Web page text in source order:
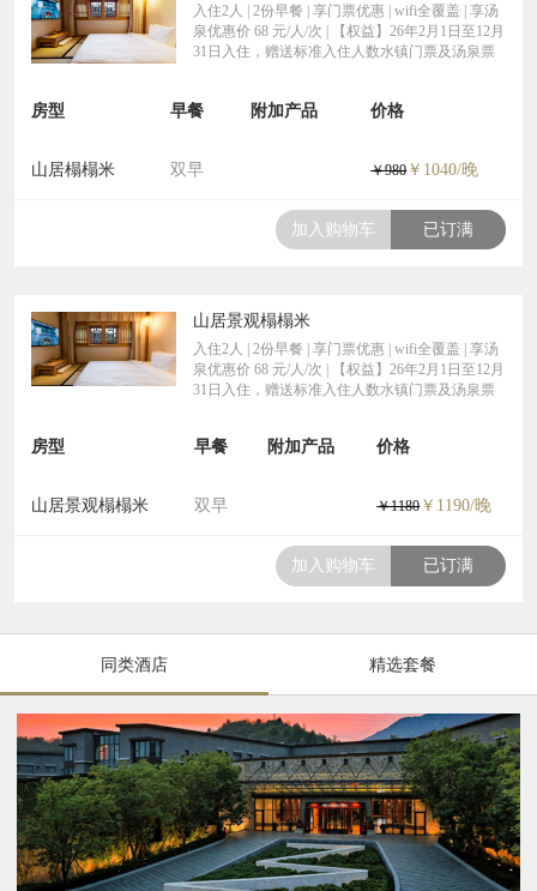
入住2人 | 2份早餐 | 享门票优惠 | wifi全覆盖 | 享汤
泉优惠价 68 元/人/次 | 【权益】26年2月1日至12月
31日入住，赠送标准入住人数水镇门票及汤泉票
房型 早餐 附加产品 价格
山居榻榻米 双早 ￥980￥1040/晚
加入购物车 已订满
山居景观榻榻米
入住2人 | 2份早餐 | 享门票优惠 | wifi全覆盖 | 享汤
泉优惠价 68 元/人/次 | 【权益】26年2月1日至12月
31日入住，赠送标准入住人数水镇门票及汤泉票
房型 早餐 附加产品 价格
山居景观榻榻米 双早 ￥1180￥1190/晚
加入购物车 已订满
同类酒店 精选套餐